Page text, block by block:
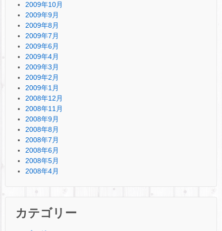
2009年10月
2009年9月
2009年8月
2009年7月
2009年6月
2009年4月
2009年3月
2009年2月
2009年1月
2008年12月
2008年11月
2008年9月
2008年8月
2008年7月
2008年6月
2008年5月
2008年4月
カテゴリー